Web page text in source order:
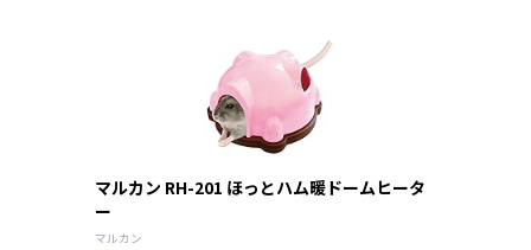
マルカン RH-201 ほっとハム暖ドームヒータ
ー
マルカン